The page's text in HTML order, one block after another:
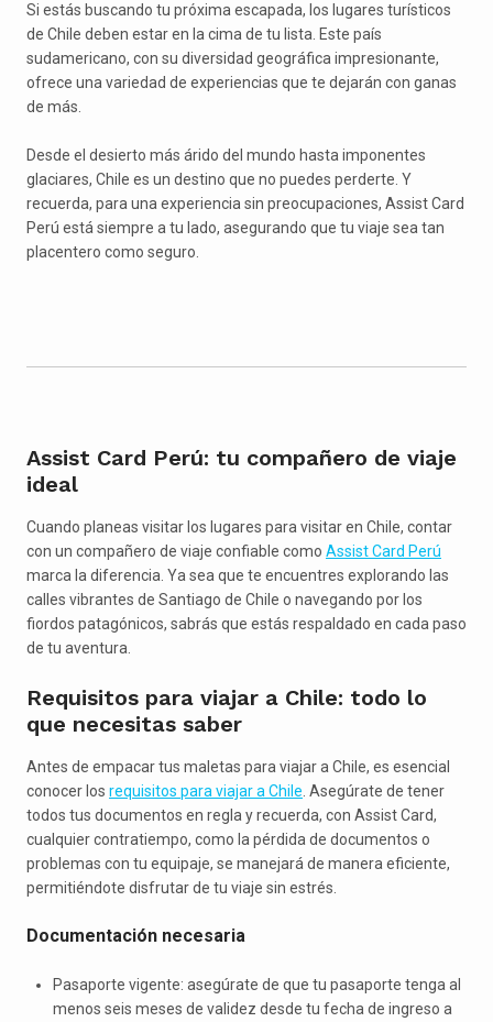
Si estás buscando tu próxima escapada, los lugares turísticos
de Chile deben estar en la cima de tu lista. Este país
sudamericano, con su diversidad geográfica impresionante,
ofrece una variedad de experiencias que te dejarán con ganas
de más.
Desde el desierto más árido del mundo hasta imponentes
glaciares, Chile es un destino que no puedes perderte. Y
recuerda, para una experiencia sin preocupaciones, Assist Card
Perú está siempre a tu lado, asegurando que tu viaje sea tan
placentero como seguro.
Assist Card Perú: tu compañero de viaje
ideal
Cuando planeas visitar los lugares para visitar en Chile, contar
con un compañero de viaje confiable como Assist Card Perú
marca la diferencia. Ya sea que te encuentres explorando las
calles vibrantes de Santiago de Chile o navegando por los
fiordos patagónicos, sabrás que estás respaldado en cada paso
de tu aventura.
Requisitos para viajar a Chile: todo lo
que necesitas saber
Antes de empacar tus maletas para viajar a Chile, es esencial
conocer los requisitos para viajar a Chile . Asegúrate de tener
todos tus documentos en regla y recuerda, con Assist Card,
cualquier contratiempo, como la pérdida de documentos o
problemas con tu equipaje, se manejará de manera eficiente,
permitiéndote disfrutar de tu viaje sin estrés.
Documentación necesaria
Pasaporte vigente: asegúrate de que tu pasaporte tenga al
menos seis meses de validez desde tu fecha de ingreso a